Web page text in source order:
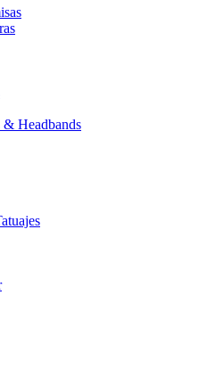
& Headbands